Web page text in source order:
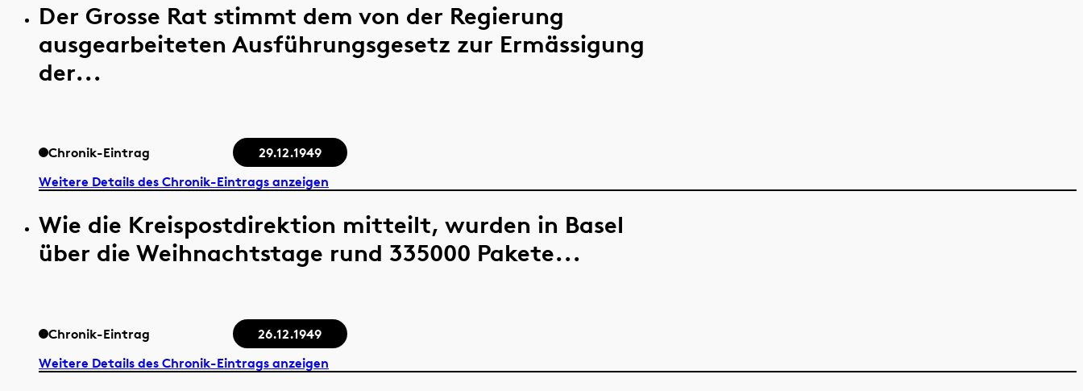
Der Grosse Rat stimmt dem von der Regierung
ausgearbeiteten Ausführungsgesetz zur Ermässigung
der...
Chronik-Eintrag
29.12.1949
Weitere Details des Chronik-Eintrags anzeigen
Wie die Kreispostdirektion mitteilt, wurden in Basel
über die Weihnachtstage rund 335000 Pakete...
Chronik-Eintrag
26.12.1949
Weitere Details des Chronik-Eintrags anzeigen